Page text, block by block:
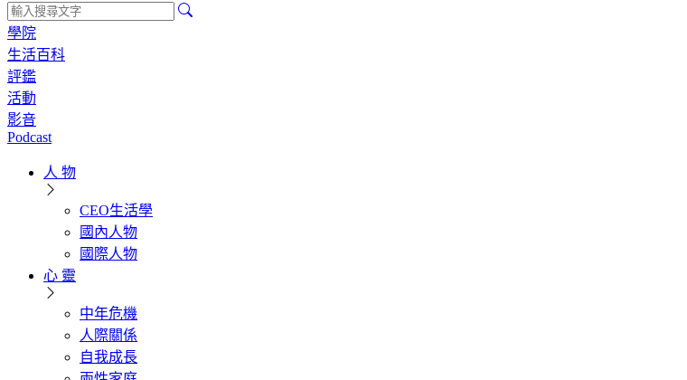
學院
生活百科
評鑑
活動
影音
Podcast
人 物
CEO生活學
國內人物
國際人物
心 靈
中年危機
人際關係
自我成長